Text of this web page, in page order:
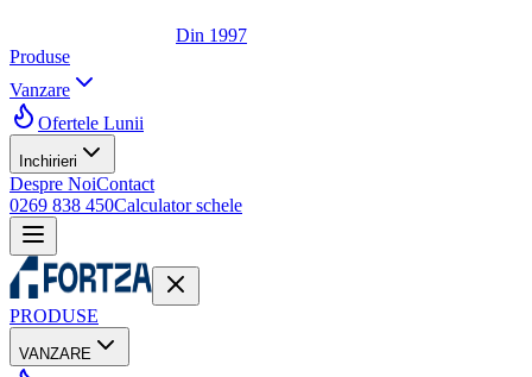
Din 1997
Produse
Vanzare
Ofertele Lunii
Inchirieri
Despre NoiContact
0269 838 450Calculator schele
PRODUSE
VANZARE